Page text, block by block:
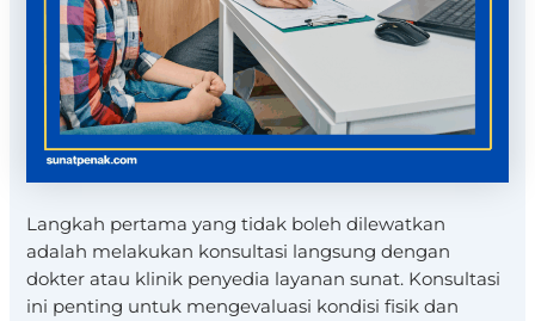
Langkah pertama yang tidak boleh dilewatkan
adalah melakukan konsultasi langsung dengan
dokter atau klinik penyedia layanan sunat. Konsultasi
ini penting untuk mengevaluasi kondisi fisik dan